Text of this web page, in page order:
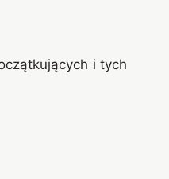
i tych